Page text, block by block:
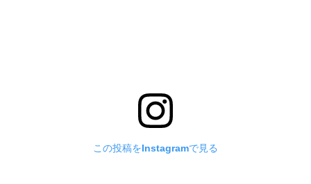
この投稿をInstagramで見る